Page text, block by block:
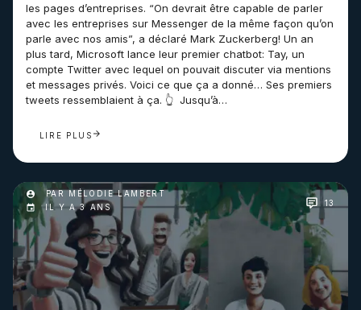
les pages d’entreprises. “On devrait être capable de parler
avec les entreprises sur Messenger de la même façon qu’on
parle avec nos amis”, a déclaré Mark Zuckerberg! Un an
plus tard, Microsoft lance leur premier chatbot: Tay, un
compte Twitter avec lequel on pouvait discuter via mentions
et messages privés. Voici ce que ça a donné… Ses premiers
tweets ressemblaient à ça. 👆 Jusqu’à…
LIRE PLUS
PAR MÉLODIE LAMBERT
IL Y A 3 ANS
13